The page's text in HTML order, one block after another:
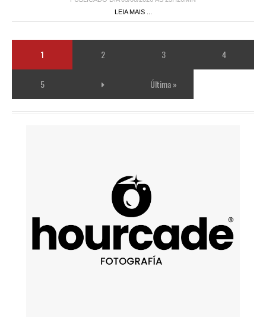
LEIA MAIS ...
1 2 3 4
5 Última »